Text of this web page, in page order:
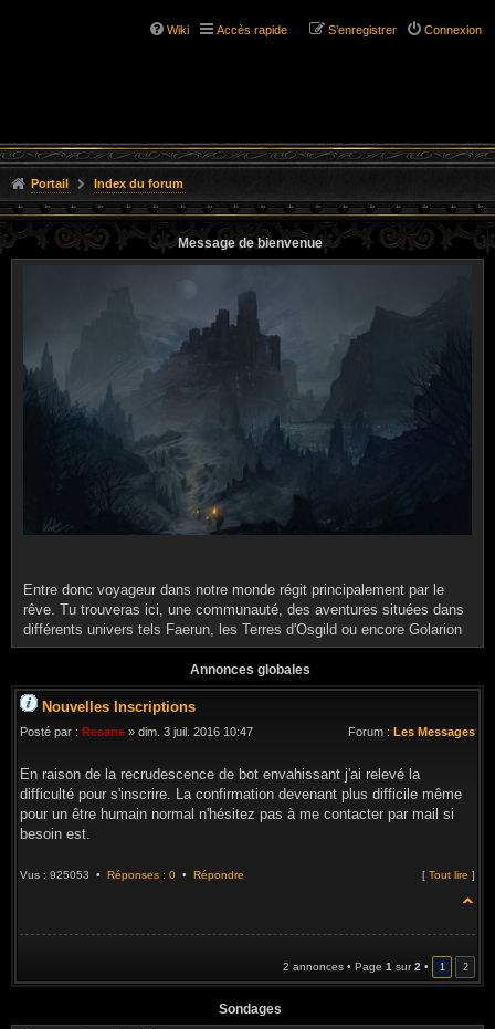
Wiki Accès rapide Connexion
S’enregistrer
Portail Index du forum
Message de bienvenue
Entre donc voyageur dans notre monde régit principalement par le
rêve. Tu trouveras ici, une communauté, des aventures situées dans
différents univers tels Faerun, les Terres d'Osgild ou encore Golarion
Annonces globales
Nouvelles Inscriptions
Posté par : Resane » dim. 3 juil. 2016 10:47 Forum : Les Messages
En raison de la recrudescence de bot envahissant j'ai relevé la
difficulté pour s'inscrire. La confirmation devenant plus difficile même
pour un être humain normal n'hésitez pas à me contacter par mail si
besoin est.
Vus : 925053 • Réponses : 0 • Répondre [ Tout lire ]
2 annonces • Page 1 sur2 • 1 2
Sondages